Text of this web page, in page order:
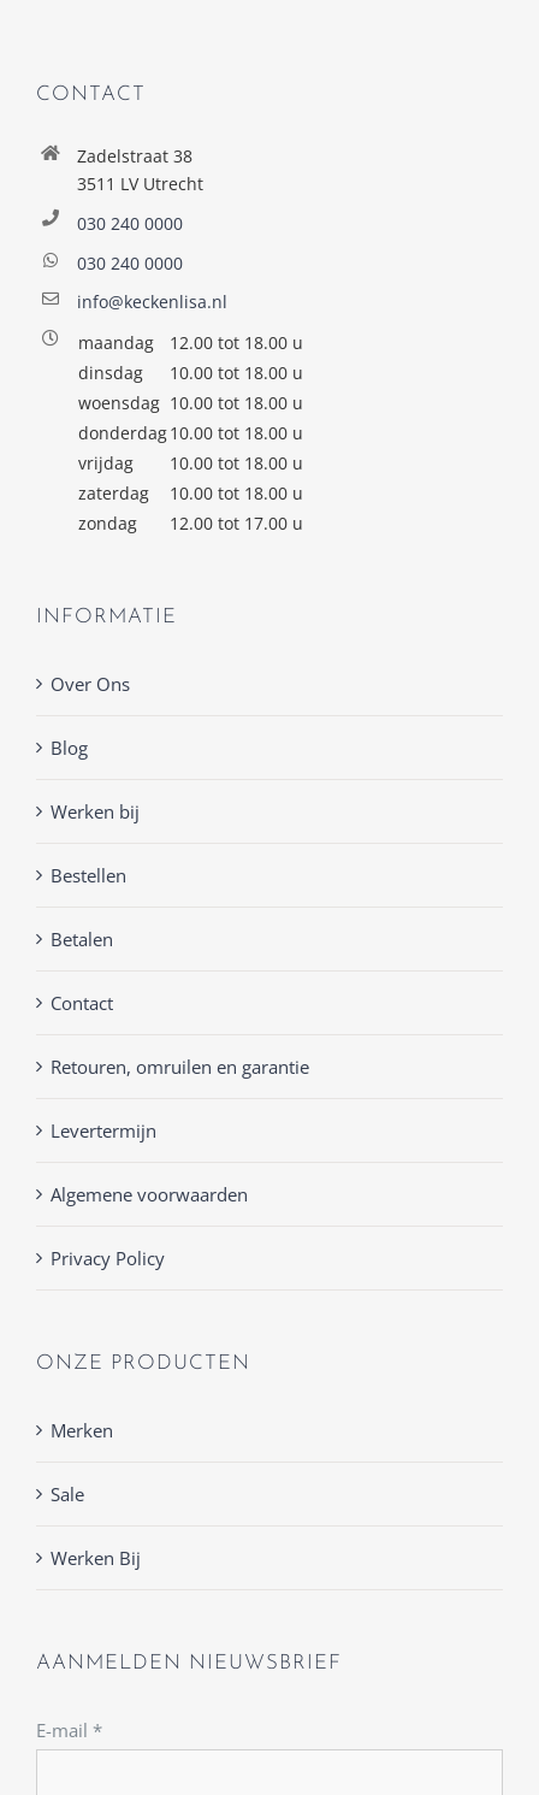
CONTACT
Zadelstraat 38
3511 LV Utrecht
030 240 0000
030 240 0000
info@keckenlisa.nl
maandag
12.00 tot 18.00 u
dinsdag
10.00 tot 18.00 u
woensdag 10.00 tot 18.00 u
donderdag10.00 tot 18.00 u
vrijdag
10.00 tot 18.00 u
zaterdag
10.00 tot 18.00 u
zondag
12.00 tot 17.00 u
INFORMATIE
Over Ons
Blog
Werken bij
Bestellen
Betalen
Contact
Retouren, omruilen en garantie
Levertermijn
Algemene voorwaarden
Privacy Policy
ONZE PRODUCTEN
Merken
Sale
Werken Bij
AANMELDEN NIEUWSBRIEF
E-mail *